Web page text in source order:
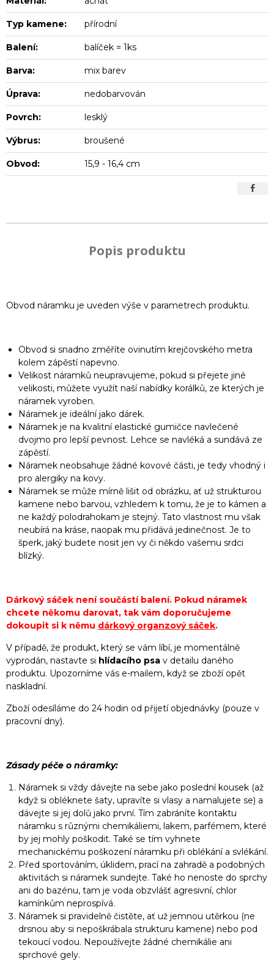
Typ kamene: přírodní
Balení: balíček = 1ks
Barva: mix barev
Úprava: nedobarvován
Povrch: lesklý
Výbrus: broušené
Obvod: 15,9 - 16,4 cm
Popis produktu
Obvod náramku je uveden výše v parametrech produktu.
Obvod si snadno změříte ovinutím krejčovského metra
kolem zápěstí napevno.
Velikost náramků neupravujeme, pokud si přejete jiné
velikosti, můžete využít naší nabídky korálků, ze kterých je
náramek vyroben.
Náramek je ideální jako dárek.
Náramek je na kvalitní elastické gumičce navlečené
dvojmo pro lepší pevnost. Lehce se navléká a sundává ze
zápěstí.
Náramek neobsahuje žádné kovové části, je tedy vhodný i
pro alergiky na kovy.
Náramek se může mírně lišit od obrázku, ať už strukturou
kamene nebo barvou, vzhledem k tomu, že je to kámen a
ne každý polodrahokam je stejný. Tato vlastnost mu však
neubírá na kráse, naopak mu přidává jedinečnost. Je to
šperk, jaký budete nosit jen vy či někdo vašemu srdci
blízký.
Dárkový sáček není součástí balení. Pokud náramek
chcete někomu darovat, tak vám doporučujeme
dokoupit si k němu dárkový organzový sáček.
V případě, že produkt, který se vám líbí, je momentálně
vyprodán, nastavte si hlídacího psa v detailu daného
produktu. Upozorníme vás e-mailem, když se zboží opět
naskladní.
Zboží odesíláme do 24 hodin od přijetí objednávky (pouze v
pracovní dny).
Zásady péče o náramky:
Náramek si vždy dávejte na sebe jako poslední kousek (až
když si obléknete šaty, upravíte si vlasy a namalujete se) a
dávejte si jej dolů jako první. Tím zabráníte kontaktu
náramku s různými chemikáliemi, lakem, parfémem, které
by jej mohly poškodit. Také se tím vyhnete
mechanickému poškození náramku při oblékání a svlékání.
Před sportováním, úklidem, prací na zahradě a podobných
aktivitách si náramek sundejte. Také ho nenoste do sprchy
ani do bazénu, tam je voda obzvlášť agresivní, chlor
kamínkům neprospívá.
Náramek si pravidelně čistěte, ať už jemnou utěrkou (ne
drsnou aby si nepoškrábala strukturu kamene) nebo pod
tekoucí vodou. Nepoužívejte žádné chemikálie ani
sprchové gely.